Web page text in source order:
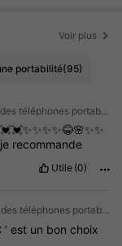
Voir plus
portabilité(95)
Couleur: Noir / Compatibilité des téléphones portables: Apple / Taille: iPhone 11
je recommande
Utile (0)
Couleur: Noir / Compatibilité des téléphones portables: Apple / Taille: iPhone 15 Plus
’ est un bon choix